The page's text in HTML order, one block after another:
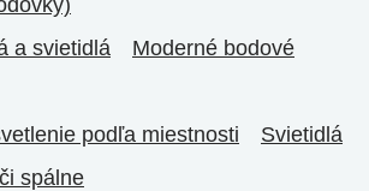
a svietidlá
Moderné bodové
podľa miestnosti
Svietidlá
spálne